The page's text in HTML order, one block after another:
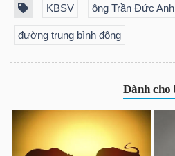
KBSV ông Trần Đức Anh
đường trung bình động
VỤ
ÍCH